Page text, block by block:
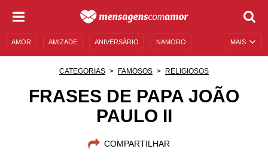
MAIS
AMOR AMIZADE ANIVERSÁRIO NAMORO
MENSAGENS DE ANIVERSÁRIO
CATEGORIAS FAMOSOS RELIGIOSOS
FRASES DE PAPA JOÃO
PAULO II
COMPARTILHAR